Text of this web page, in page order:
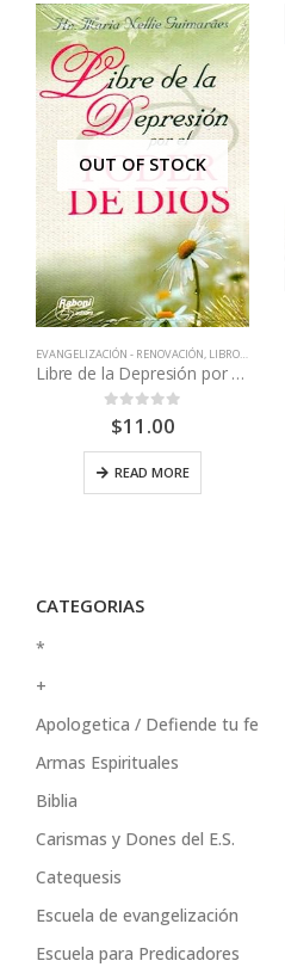
,SANACIÓN FÍSICA E INTERIOR
OUT OF STOCK
EVANGELIZACIÓN - RENOVACIÓN, LIBROS QUE CAMBIAN VIDAS
Libre de la Depresión por el Poder de Dios
out of 5
$11.00
READ MORE
CATEGORIAS
*
+
Apologetica / Defiende tu fe
Armas Espirituales
Biblia
Carismas y Dones del E.S.
Catequesis
Escuela de evangelización
Escuela para Predicadores